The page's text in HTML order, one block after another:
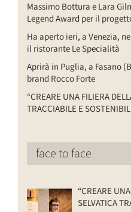
Massimo Bottura e Lara
Legend Award per il
Ha aperto ieri, a Venezia,
il ristorante Le Specialità
Aprirà in Puglia, a Fasano
brand Rocco Forte
“CREARE UNA FILIERA
TRACCIABILE E
face to face
“CREARE
SELVATICA